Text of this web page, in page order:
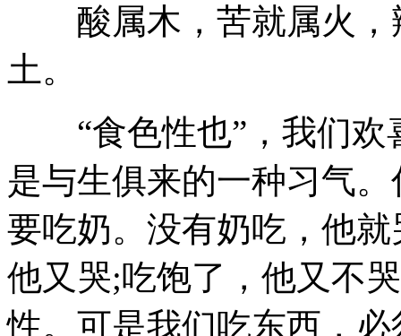
酸属木，苦就属火，
土。
“食色性也”，我们欢
是与生俱来的一种习气
要吃奶。没有奶吃，他
他又哭;吃饱了，他又不
性。可是我们吃东西，